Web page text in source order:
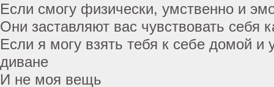
Если смогу физически, умственно и
Они заставляют вас чувствовать себя
Если я могу взять тебя к себе домой и
диване
И не моя вещь